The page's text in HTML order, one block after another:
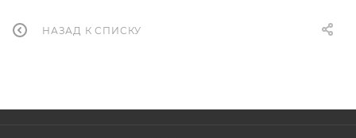
НАЗАД К СПИСКУ